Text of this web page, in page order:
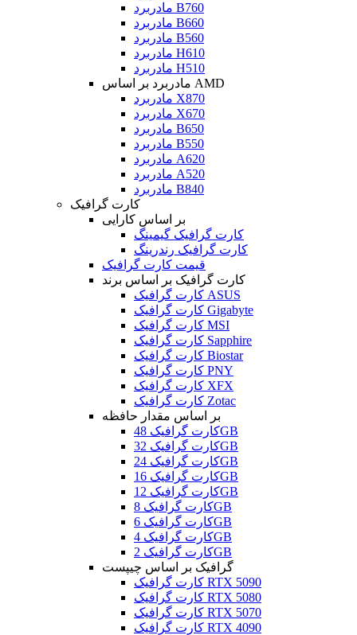
مادربرد B760
مادربرد B660
مادربرد B560
مادربرد H610
مادربرد H510
مادربرد بر اساس AMD
مادربرد X870
مادربرد X670
مادربرد B650
مادربرد B550
مادربرد A620
مادربرد A520
مادربرد B840
کارت گرافیک
بر اساس کارایی
کارت گرافیک گیمینگ
کارت گرافیک رندرینگ
قیمت کارت گرافیک
کارت گرافیک بر اساس برند
کارت گرافیک ASUS
کارت گرافیک Gigabyte
کارت گرافیک MSI
کارت گرافیک Sapphire
کارت گرافیک Biostar
کارت گرافیک PNY
کارت گرافیک XFX
کارت گرافیک Zotac
بر اساس مقدار حافظه
کارت گرافیک 48GB
کارت گرافیک 32GB
کارت گرافیک 24GB
کارت گرافیک 16GB
کارت گرافیک 12GB
کارت گرافیک 8GB
کارت گرافیک 6GB
کارت گرافیک 4GB
کارت گرافیک 2GB
گرافیک بر اساس چیپست
کارت گرافیک RTX 5090
کارت گرافیک RTX 5080
کارت گرافیک RTX 5070
کارت گرافیک RTX 4090